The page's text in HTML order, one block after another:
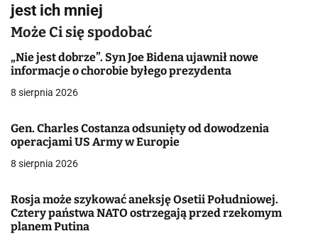
a
c
j
a
w
p
s
u
jest ich mniej
Może Ci się spodobać
„Nie jest dobrze”. Syn Joe Bidena ujawnił nowe
informacje o chorobie byłego prezydenta
8 sierpnia 2026
Gen. Charles Costanza odsunięty od dowodzenia
operacjami US Army w Europie
8 sierpnia 2026
Rosja może szykować aneksję Osetii Południowej.
Cztery państwa NATO ostrzegają przed rzekomym
planem Putina